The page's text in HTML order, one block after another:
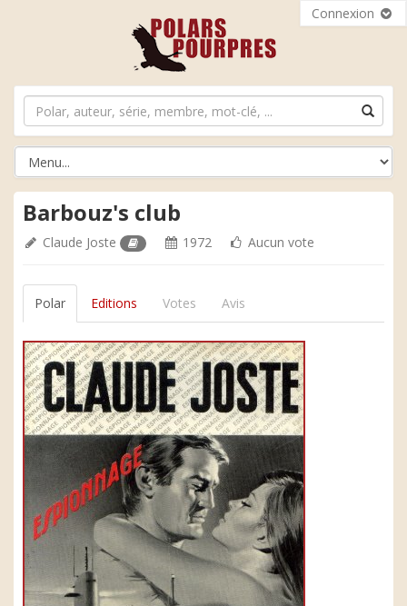
Connexion
Barbouz's club
Claude Joste 1972 Aucun vote
Polar Editions Votes Avis